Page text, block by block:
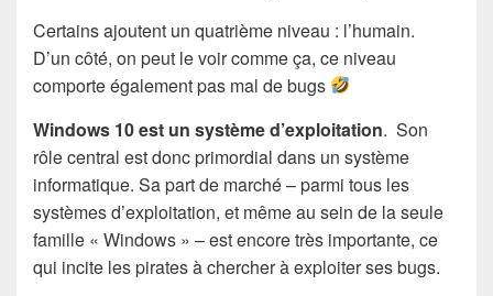
Certains ajoutent un quatrième niveau : l’humain.
D’un côté, on peut le voir comme ça, ce niveau
comporte également pas mal de bugs
Windows 10 est un système d’exploitation. Son
rôle central est donc primordial dans un système
informatique. Sa part de marché – parmi tous les
systèmes d’exploitation, et même au sein de la seule
famille « Windows » – est encore très importante, ce
qui incite les pirates à chercher à exploiter ses bugs.